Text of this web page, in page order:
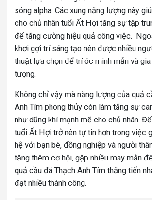
sóng alpha. Các xung năng lượng này
cho chủ nhân tuổi Ất Hợi tăng sự tập
để tăng cường hiệu quả công việc.
khơi gợi trí sáng tạo nên được nhiều
thuật lựa chọn để trí óc minh mẫn và
tượng.
Không chỉ vậy mà năng lượng của quả
Anh Tím phong thủy còn làm tăng sự
như dũng khí mạnh mẽ cho chủ nhân.
tuổi Ất Hợi trở nên tự tin hơn trong việc
hệ với bạn bè, đồng nghiệp và người
tăng thêm cơ hội, gặp nhiều may mắn
quả cầu đá Thạch Anh Tím thăng tiến
đạt nhiều thành công.